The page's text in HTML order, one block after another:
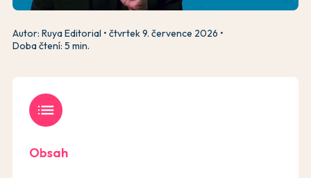
Autor: Ruya Editorial
čtvrtek 9. července 2026
Doba čtení: 5 min.
list
Obsah